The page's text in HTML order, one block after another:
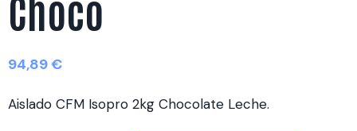
Choco
94,89€
Aislado CFM Isopro 2kg Chocolate Leche.